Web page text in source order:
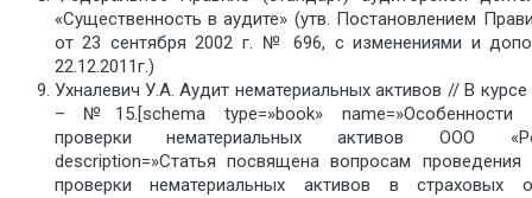
«Существенность в аудите» (утв. Постановлением
от 23 сентября 2002 г. № 696, с изменениями и
22.12.2011г.)
Ухналевич У.А. Аудит нематериальных активов // В
– №15.[schema type=»book» name=»Особенности
проверки нематериальных активов ООО
description=»Статья посвящена вопросам проведения
проверки нематериальных активов в страховых